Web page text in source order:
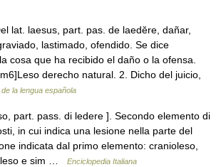
lat. laesus, part. pas. de laedĕre, dañar,
lastimado, ofendido. Se dice
cosa que ha recibido el daño o la ofensa.
derecho natural. 2. Dicho del juicio,
la lengua española
part. pass. di ledere ]. Secondo elemento di
in cui indica una lesione nella parte del
indicata dal primo elemento: cranioleso,
e sim …
Enciclopedia Italiana